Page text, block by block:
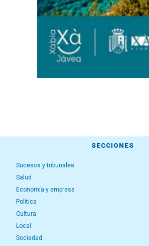
SECCIONES
Sucesos y tribunales
Salud
Economía y empresa
Política
Cultura
Local
Sociedad